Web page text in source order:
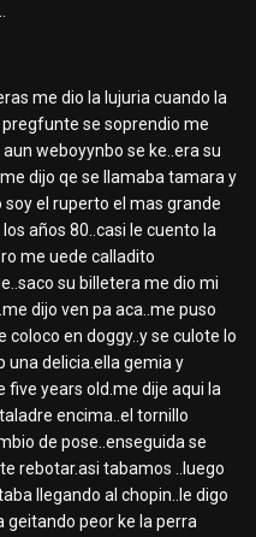
me dio la lujuria cuando la
se soprendio me
weboyynbo se ke..era su
dijo qe se llamaba tamara y
el ruperto el mas grande
años 80..casi le cuento la
me uede calladito
su billetera me dio mi
dijo ven pa aca..me puso
coloco en doggy..y se culote lo
una delicia.ella gemia y
years old.me dije aqui la
encima..el tornillo
de pose..enseguida se
rebotar.asi tabamos ..luego
llegando al chopin..le digo
geitando peor ke la perra